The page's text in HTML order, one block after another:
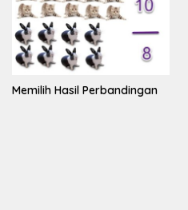
Memilih Hasil Perbandingan